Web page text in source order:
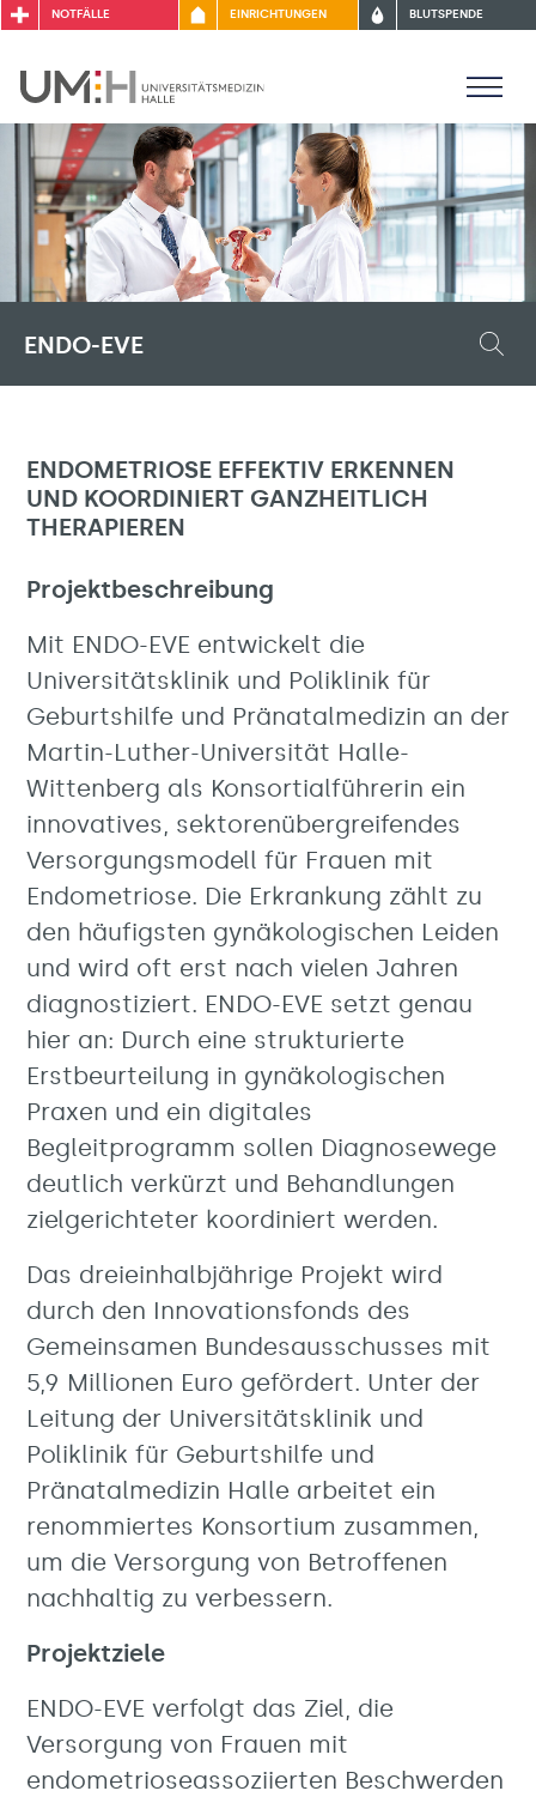
NOTFÄLLE EINRICHTUNGEN BLUTSPENDE
ENDO-EVE
ENDOMETRIOSE EFFEKTIV ERKENNEN
UND KOORDINIERT GANZHEITLICH
THERAPIEREN
Projektbeschreibung
Mit ENDO-EVE entwickelt die
Universitätsklinik und Poliklinik für
Geburtshilfe und Pränatalmedizin an der
Martin-Luther-Universität Halle-
Wittenberg als Konsortialführerin ein
innovatives, sektorenübergreifendes
Versorgungsmodell für Frauen mit
Endometriose. Die Erkrankung zählt zu
den häufigsten gynäkologischen Leiden
und wird oft erst nach vielen Jahren
diagnostiziert. ENDO-EVE setzt genau
hier an: Durch eine strukturierte
Erstbeurteilung in gynäkologischen
Praxen und ein digitales
Begleitprogramm sollen Diagnosewege
deutlich verkürzt und Behandlungen
zielgerichteter koordiniert werden.
Das dreieinhalbjährige Projekt wird
durch den Innovationsfonds des
Gemeinsamen Bundesausschusses mit
5,9 Millionen Euro gefördert. Unter der
Leitung der Universitätsklinik und
Poliklinik für Geburtshilfe und
Pränatalmedizin Halle arbeitet ein
renommiertes Konsortium zusammen,
um die Versorgung von Betroffenen
nachhaltig zu verbessern.
Projektziele
ENDO-EVE verfolgt das Ziel, die
Versorgung von Frauen mit
endometrioseassoziierten Beschwerden